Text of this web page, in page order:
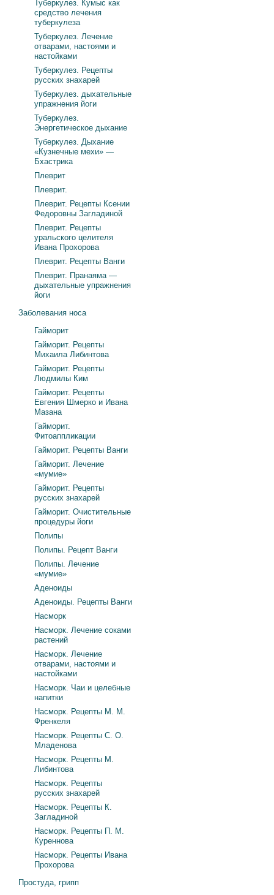
Туберкулез. Кумыс как
средство лечения
туберкулеза
Туберкулез. Лечение
отварами, настоями и
настойками
Туберкулез. Рецепты
русских знахарей
Туберкулез. дыхательные
упражнения йоги
Туберкулез.
Энергетическое дыхание
Туберкулез. Дыхание
«Кузнечные мехи» —
Бхастрика
Плеврит
Плеврит.
Плеврит. Рецепты Ксении
Федоровны Загладиной
Плеврит. Рецепты
уральского целителя
Ивана Прохорова
Плеврит. Рецепты Ванги
Плеврит. Пранаяма —
дыхательные упражнения
йоги
Заболевания носа
Гайморит
Гайморит. Рецепты
Михаила Либинтова
Гайморит. Рецепты
Людмилы Ким
Гайморит. Рецепты
Евгения Шмерко и Ивана
Мазана
Гайморит.
Фитоаппликации
Гайморит. Рецепты Ванги
Гайморит. Лечение
«мумие»
Гайморит. Рецепты
русских знахарей
Гайморит. Очистительные
процедуры йоги
Полипы
Полипы. Рецепт Ванги
Полипы. Лечение
«мумие»
Аденоиды
Аденоиды. Рецепты Ванги
Насморк
Насморк. Лечение соками
растений
Насморк. Лечение
отварами, настоями и
настойками
Насморк. Чаи и целебные
напитки
Насморк. Рецепты М. М.
Френкеля
Насморк. Рецепты С. О.
Младенова
Насморк. Рецепты М.
Либинтова
Насморк. Рецепты
русских знахарей
Насморк. Рецепты К.
Загладиной
Насморк. Рецепты П. М.
Куреннова
Насморк. Рецепты Ивана
Прохорова
Простуда, грипп